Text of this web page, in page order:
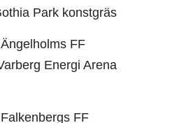
Park konstgräs
– Ängelholms FF
Energi Arena
– Falkenbergs FF